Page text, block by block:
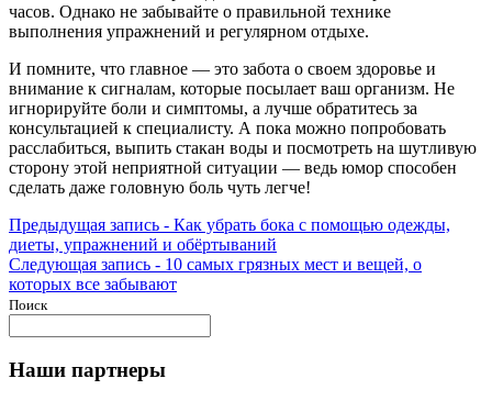
часов. Однако не забывайте о правильной технике
выполнения упражнений и регулярном отдыхе.
И помните, что главное — это забота о своем здоровье и
внимание к сигналам, которые посылает ваш организм. Не
игнорируйте боли и симптомы, а лучше обратитесь за
консультацией к специалисту. А пока можно попробовать
расслабиться, выпить стакан воды и посмотреть на шутливую
сторону этой неприятной ситуации — ведь юмор способен
сделать даже головную боль чуть легче!
Навигация
по
записям
Предыдущая запись - Предыдущая
запись:
Как убрать бока с помощью одежды,
диеты, упражнений и обёртываний
Следующая запись - Следующая
запись:
10 самых грязных мест и вещей, о
которых все забывают
Поиск
Наши партнеры